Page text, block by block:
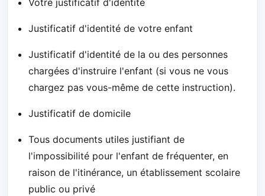
Justificatif d'identité de votre enfant
Justificatif d'identité de la ou des personnes
chargées d'instruire l'enfant (si vous ne vous
chargez pas vous-même de cette instruction).
Justificatif de domicile
Tous documents utiles justifiant de
l'impossibilité pour l'enfant de fréquenter, en
raison de l'itinérance, un établissement scolaire
public ou privé